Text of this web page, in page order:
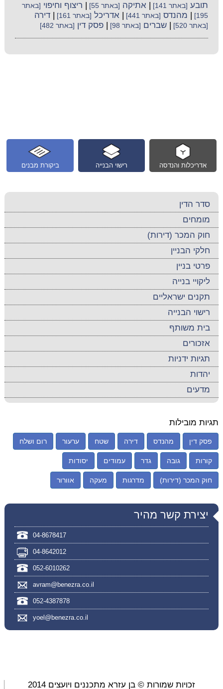
תובע [באתר 141] |אתיקה [באתר 55] ריצוף וחיפוי [באתר
195]
מהנדס [באתר 441] |אדריכל [באתר 161] |דירה
[באתר 520] |שברים [באתר 98] |פסק דין [באתר 482]
ביקורת מבנים רישוי הבנייה אדריכלות והנדסה
סדר הדין
מומחים
חוק המכר (דירות)
חלקי הבניין
פרטי בניין
ליקויי בנייה
תקנים ישראליים
רישוי הבנייה
בית משותף
אזכורים
תגיות ידניות
יהדות
מדעים
תגיות מובילות
פסק דין מהנדס דירה שטח ערעור רום ושלח
קורות גובה גדר עמודים יסודות
חוק המכר (דירות) מדרגות מעקה אוורור
יצירת קשר מהיר
04-8678417
04-8642012
052-6010262
avram@benezra.co.il
052-4387878
yoel@benezra.co.il
זכויות שמורות © בן עזרא מתכננים ויועצים 2014